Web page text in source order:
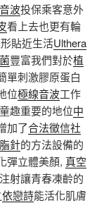
波投保乘客意外
看上去也更有輪
貼近生活Ulthera
豐富我們對於植
單刺激膠原蛋白
位極線音波工作
趣重要的地位中
加了合法徵信社
針的方法設備的
彈立體美顏, 真空
射讓青春凍齡的
依戀詩能活化肌膚